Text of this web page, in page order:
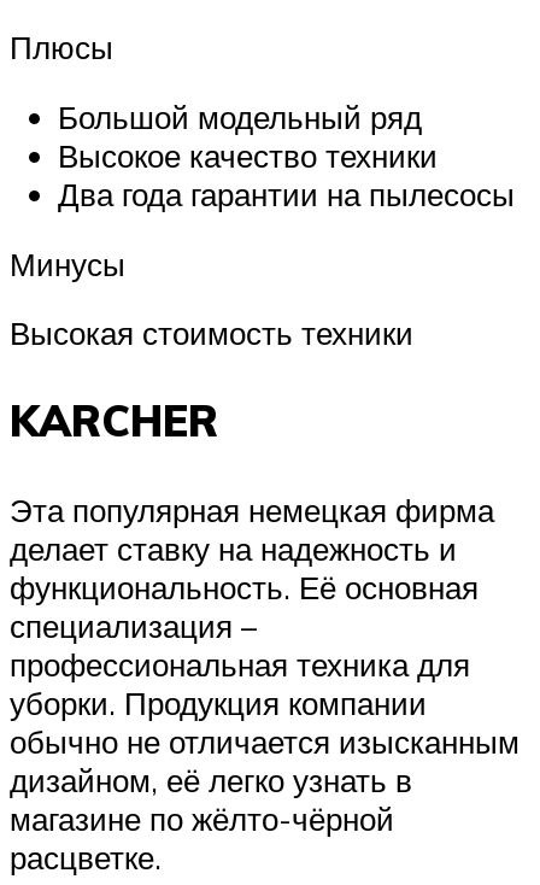
Плюсы
Большой модельный ряд
Высокое качество техники
Два года гарантии на пылесосы
Минусы
Высокая стоимость техники
KARCHER
Эта популярная немецкая фирма
делает ставку на надежность и
функциональность. Её основная
специализация –
профессиональная техника для
уборки. Продукция компании
обычно не отличается изысканным
дизайном, её легко узнать в
магазине по жёлто-чёрной
расцветке.